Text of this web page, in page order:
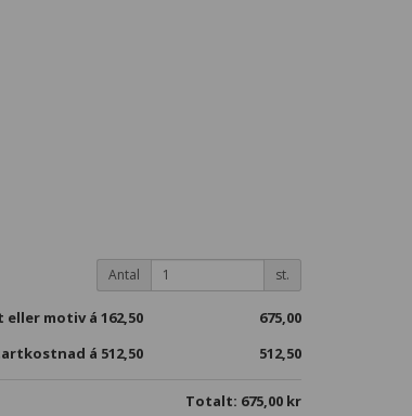
Antal st.
eller motiv á 162,50
675,00
á 512,50
512,50
Totalt: 675,00 kr